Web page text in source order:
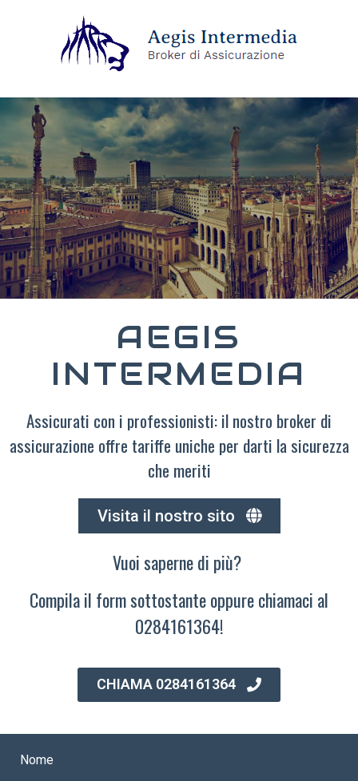
AEGIS
INTERMEDIA
Assicurati con i professionisti: il nostro broker di
assicurazione offre tariffe uniche per darti la sicurezza
che meriti
Visita il nostro sito
Vuoi saperne di più?
Compila il form sottostante oppure chiamaci al
0284161364!
CHIAMA 0284161364
Nome